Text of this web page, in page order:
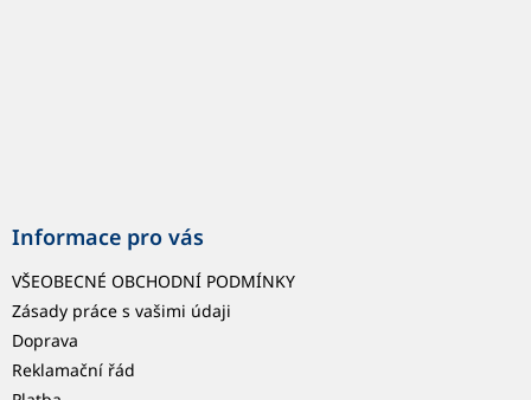
Informace pro vás
VŠEOBECNÉ OBCHODNÍ PODMÍNKY
Zásady práce s vašimi údaji
Doprava
Reklamační řád